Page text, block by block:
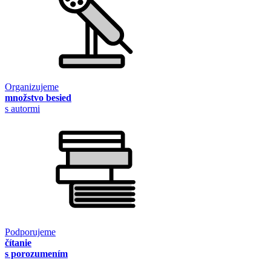
Organizujeme
množstvo besied
s autormi
Podporujeme
čítanie
s porozumením